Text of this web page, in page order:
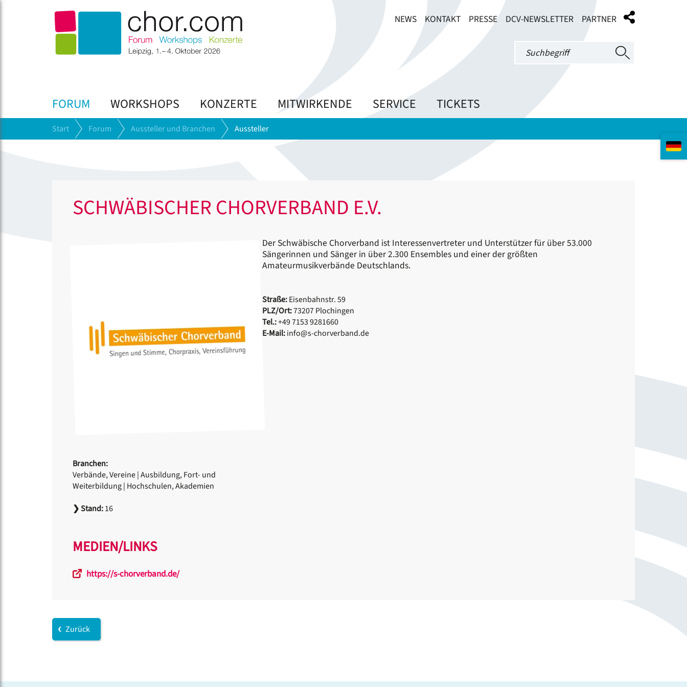
NEWS KONTAKT PRESSE DCV-NEWSLETTER PARTNER
FORUM WORKSHOPS KONZERTE MITWIRKENDE SERVICE TICKETS
Start Forum Aussteller und Branchen Aussteller
SCHWÄBISCHER CHORVERBAND E.V.
Branchen:
Verbände, Vereine|Ausbildung, Fort- und
Weiterbildung| Hochschulen, Akademien
❯Stand:16
Der Schwäbische Chorverband ist Interessenvertreter und Unterstützer für über 53.000
Sängerinnen und Sänger in über 2.300 Ensembles und einer der größten
Amateurmusikverbände Deutschlands.
Straße:Eisenbahnstr. 59
PLZ/Ort:73207 Plochingen
Tel.:+49 7153 9281660
E-Mail:info@s-chorverband.de
MEDIEN/LINKS
https://s-chorverband.de/
Zurück